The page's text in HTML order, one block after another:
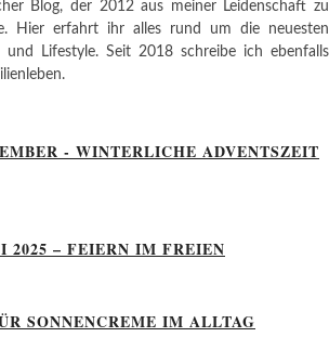
Blog, der 2012 aus meiner Leidenschaft zu
Hier erfahrt ihr alles rund um die neuesten
und Lifestyle. Seit 2018 schreibe ich ebenfalls
- WINTERLICHE ADVENTSZEIT
2025 – FEIERN IM FREIEN
SONNENCREME IM ALLTAG